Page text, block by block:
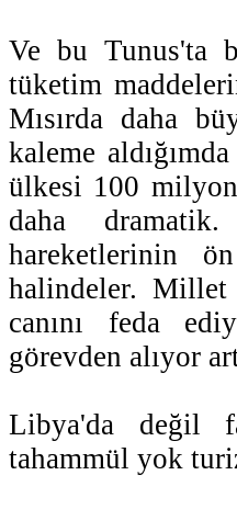
Ve bu Tunus'ta
tüketim
Mısırda daha
kaleme
ülkesi 100
daha
hareketlerinin
halindeler.
canını feda
görevden alıyor
Libya'da değil
tahammül yok